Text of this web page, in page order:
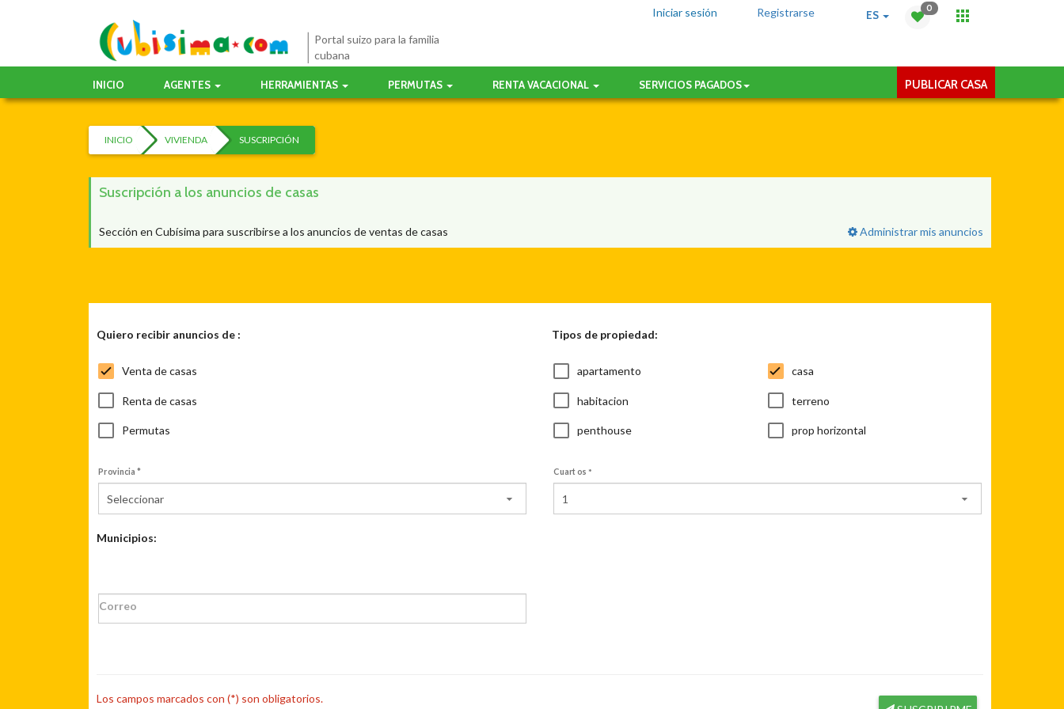
0
ES
Registrarse
Iniciar sesión
Portal suizo para la familia
cubana
INICIO AGENTES HERRAMIENTAS PERMUTAS RENTA VACACIONAL SERVICIOS PAGADOS PUBLICAR CASA
INICIO VIVIENDA SUSCRIPCIÓN
Suscripción a los anuncios de casas
Sección en Cubísima para suscribirse a los anuncios de ventas de casas Administrar mis anuncios
Quiero recibir anuncios de :
Venta de casas
Renta de casas
Permutas
Tipos de propiedad:
apartamento casa
habitacion terreno
penthouse prop horizontal
Provincia *
Seleccionar
Cuartos
1
Municipios:
Correo
Los campos marcados con (*) son obligatorios.